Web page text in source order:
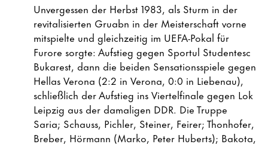
Unvergessen der Herbst 1983, als Sturm in der
revitalisierten Gruabn in der Meisterschaft vorne
mitspielte und gleichzeitig im UEFA-Pokal für
Furore sorgte: Aufstieg gegen Sportul Studentesc
Bukarest, dann die beiden Sensationsspiele gegen
Hellas Verona (2:2 in Verona, 0:0 in Liebenau),
schließlich der Aufstieg ins Viertelfinale gegen Lok
Leipzig aus der damaligen DDR. Die Truppe
Saria; Schauss, Pichler, Steiner, Feirer; Thonhofer,
Breber, Hörmann (Marko, Peter Huberts); Bakota,